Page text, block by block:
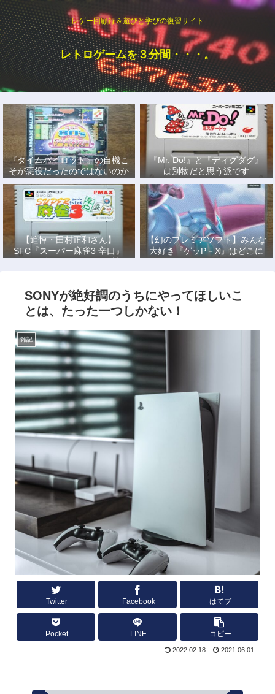
レゲー回顧録＆遊びと学びの復習サイト
レトロゲームを３分間・・・。
『タイムパイロット』の自機こ
そが悪役だったのではないのか
説
『Mr. Do!』と『ディグダグ』
は別物だと思う派です
【追悼・田村正和さん】
SFC『スーパー麻雀3 辛口』
で、あの名優になりきって戦っ
【幻のプレミアソフト】みんな
大好き『ゲッP－X』はどこに
もない！
SONYが絶好調のうちにやってほしいこ
とは、たった一つしかない！
雑記
Twitter Facebook はてブ
Pocket LINE コピー
2022.02.18 2021.06.01